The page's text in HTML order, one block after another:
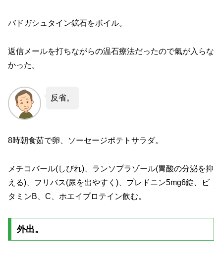
バドガシュタイン鉱石をボイル。
返信メールを打ちながらの温石療法だったので氣が入らな
かった。
反省。
8時朝食茹で卵、ソーセージポテトサラダ。
メチコバール(しびれ)、ランソプラゾール(胃酸の分泌を抑
える)、フリバス(尿を出やすく)、プレドニン5mg6錠、ビ
タミンB、C、ホエイプロテイン飲む。
外出。